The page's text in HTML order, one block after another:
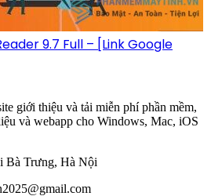
9.7 Full – [Link Google
giới thiệu và tải miễn phí phần mềm,
và webapp cho Windows, Mac, iOS
Bà Trưng, Hà Nội